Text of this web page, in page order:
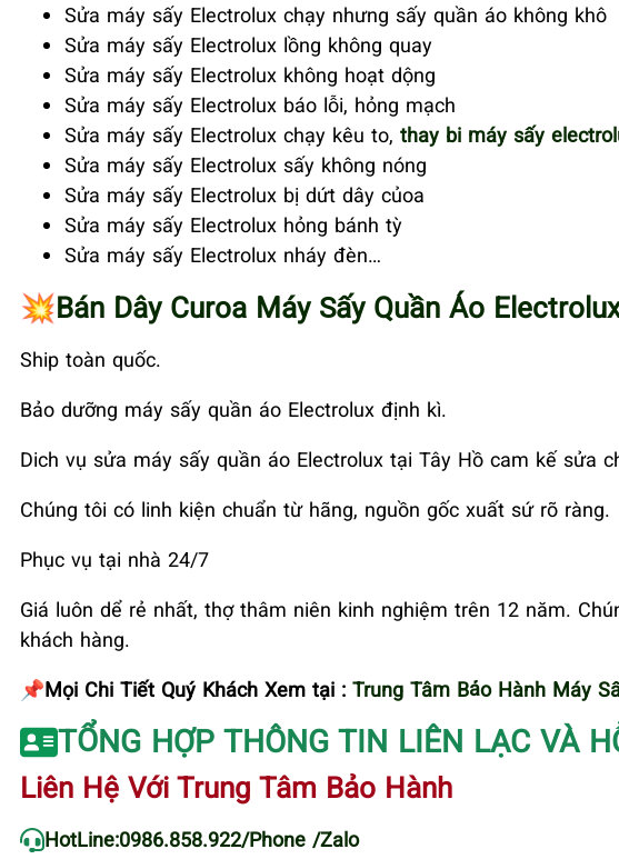
Sửa máy sấy Electrolux chạy nhưng sấy quần áo không khô
Sửa máy sấy Electrolux lồng không quay
Sửa máy sấy Electrolux không hoạt dộng
Sửa máy sấy Electrolux báo lỗi, hỏng mạch
Sửa máy sấy Electrolux chạy kêu to, thay bi máy sấy
Sửa máy sấy Electrolux sấy không nóng
Sửa máy sấy Electrolux bị dứt dây củoa
Sửa máy sấy Electrolux hỏng bánh tỳ
Sửa máy sấy Electrolux nháy đèn…
💥Bán Dây Curoa Máy Sấy Quần Áo
Ship toàn quốc.
Bảo dưỡng máy sấy quần áo Electrolux định kì.
Dich vụ sửa máy sấy quần áo Electrolux tại Tây Hồ cam kế sửa
Chúng tôi có linh kiện chuẩn từ hãng, nguồn gốc xuất sứ rõ ràng.
Phục vụ tại nhà 24/7
Giá luôn dể rẻ nhất, thợ thâm niên kinh nghiệm trên 12 năm.
khách hàng.
📌Mọi Chi Tiết Quý Khách Xem tại : Trung Tâm Bảo Hành Máy
TỔNG HỢP THÔNG TIN LIÊN LẠC VÀ
Liên Hệ Với Trung Tâm Bảo Hành
HotLine:0986.858.922/Phone /Zalo